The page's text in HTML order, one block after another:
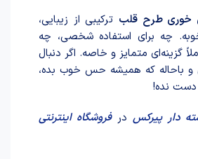
خوری طر‌ح قلب ترکیبی از زیبایی،
چه برای استفاده شخصی، چه
گزینه‌ای متمایز و خاصه. اگر دنبال
باحاله که همیشه حس خوب بده،
دست نده!
دار پیرکسدرفروشگاه اینترنتی